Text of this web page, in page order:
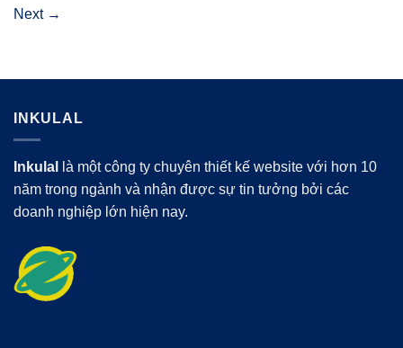
Next →
INKULAL
Inkulal
là một công ty chuyên thiết kế website với hơn 10
năm trong ngành và nhận được sự tin tưởng bởi các
doanh nghiệp lớn hiện nay.